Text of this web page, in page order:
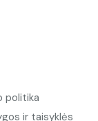
politika
ir taisyklės